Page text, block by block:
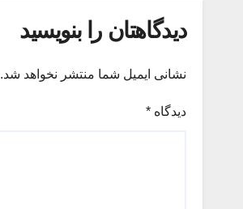
دیدگاهتان را بنویسید
نشانی ایمیل شما منتشر نخواهد شد.
دیدگاه *